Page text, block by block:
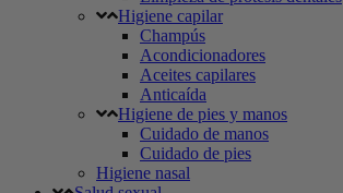
Higiene capilar
Champús
Acondicionadores
Aceites capilares
Anticaída
Higiene de pies y manos
Cuidado de manos
Cuidado de pies
Higiene nasal